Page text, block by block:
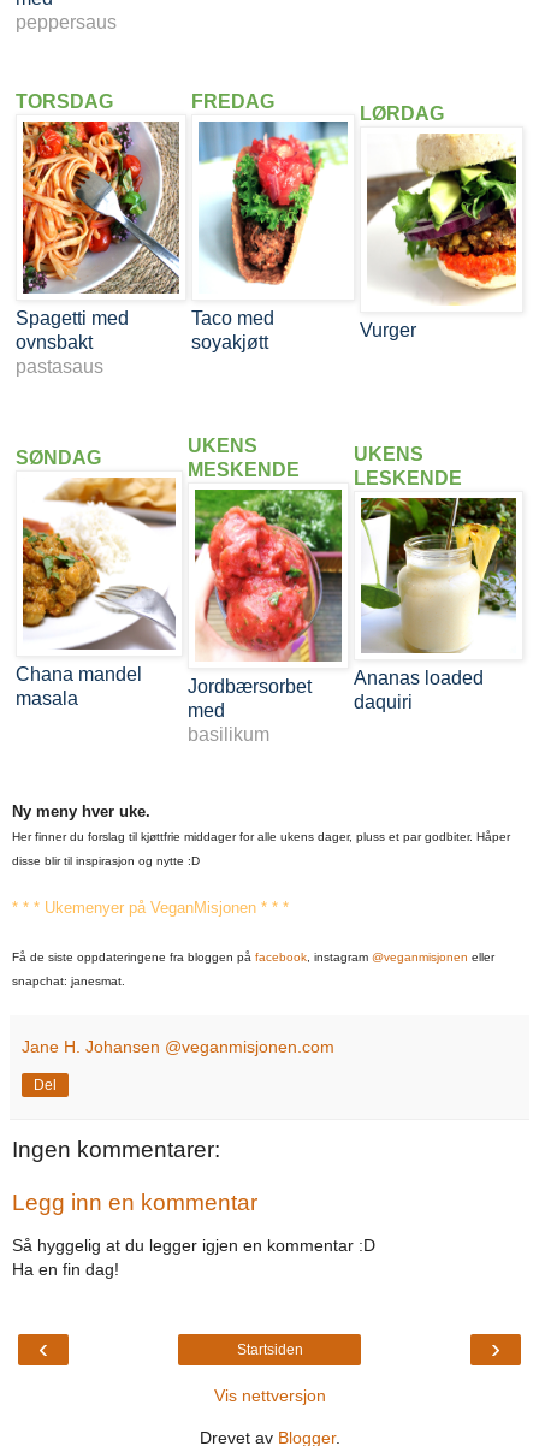
peppersaus
TORSDAG
Spagetti med
ovnsbakt
pastasaus
FREDAG
Taco med
soyakjøtt
LØRDAG
Vurger
SØNDAG
Chana mandel
masala
UKENS
MESKENDE
Jordbærsorbet
med
basilikum
UKENS
LESKENDE
Ananas loaded
daquiri
Ny meny hver uke.
Her finner du forslag til kjøttfrie middager for alle ukens dager, pluss et par godbiter. Håper
disse blir til inspirasjon og nytte :D
* * * Ukemenyer på VeganMisjonen * * *
Få de siste oppdateringene fra bloggen på facebook instagram @veganmisjonen eller
snapchat: janesmat.
Jane H. Johansen @veganmisjonen.com
Del
Ingen kommentarer:
Legg inn en kommentar
Så hyggelig at du legger igjen en kommentar :D
Ha en fin dag!
‹ ›
Startsiden
Vis nettversjon
Drevet av Blogger.